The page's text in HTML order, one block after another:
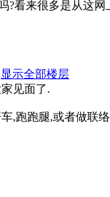
?看来很多是从这网
显示全部楼层
见面了.
,跑跑腿,或者做联